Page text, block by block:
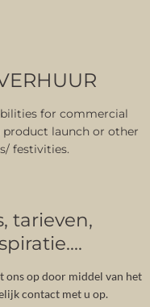
for commercial
product launch or other
festivities.
tarieven,
ons op door middel van het
contact met u op.